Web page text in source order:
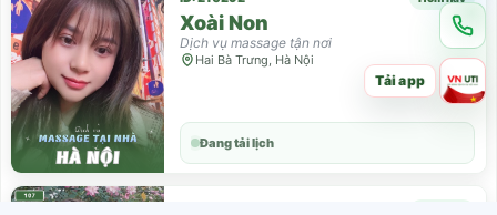
Xoài Non
Dịch vụ massage tận nơi
Hai Bà Trưng, Hà Nội
Đang tải lịch
Tải app